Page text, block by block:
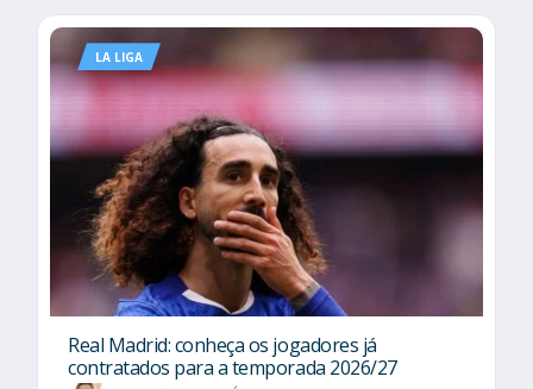
LA LIGA
Real Madrid: conheça os jogadores já
contratados para a temporada 2026/27